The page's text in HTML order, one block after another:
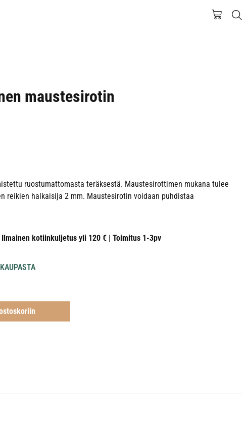
maustesirotin
ruostumattomasta teräksestä. Maustesirottimen mukana tulee
reikien halkaisija 2 mm. Maustesirotin voidaan puhdistaa
kotiinkuljetus yli 120 € | Toimitus 1-3pv